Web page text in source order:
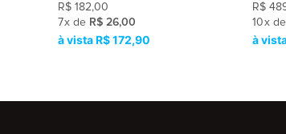
R$ 182,00
7x de R$ 26,00
R$ 172,90
R$
10x de